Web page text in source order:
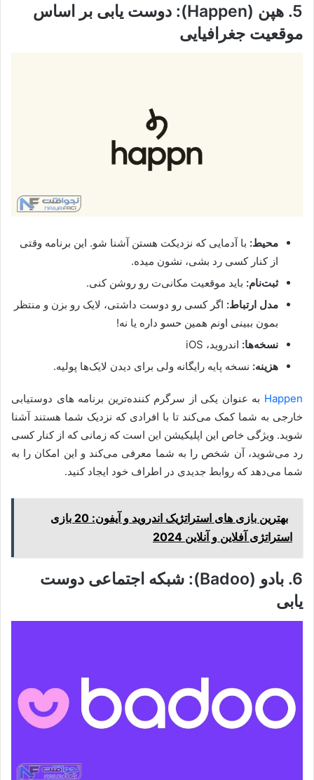
5. هپن (Happen): دوست یابی بر اساس
موقعیت جغرافیایی
محیط: با آدمایی که نزدیکت هستن آشنا شو. این برنامه وقتی
از کنار کسی رد بشی، نشون میده.
ثبت‌نام: باید موقعیت مکانی‌ت رو روشن کنی.
مدل ارتباط: اگر کسی رو دوست داشتی، لایک رو بزن و منتظر
بمون ببینی اونم همین حسو داره یا نه!
نسخه‌ها: اندروید، iOS
هزینه: نسخه پایه رایگانه ولی برای دیدن لایک‌ها پولیه.
Happen به عنوان یکی از سرگرم کننده‌ترین برنامه های دوستیابی
خارجی به شما کمک می‌کند تا با افرادی که نزدیک شما هستند آشنا
شوید. ویژگی خاص این اپلیکیشن این است که زمانی که از کنار کسی
رد می‌شوید، آن شخص را به شما معرفی می‌کند و این امکان را به
شما می‌دهد که روابط جدیدی در اطراف خود ایجاد کنید.
بهترین بازی های استراتژیک اندروید و آیفون: 20 بازی
استراتژی آفلاین و آنلاین 2024
6. بادو (Badoo): شبکه اجتماعی دوست
یابی